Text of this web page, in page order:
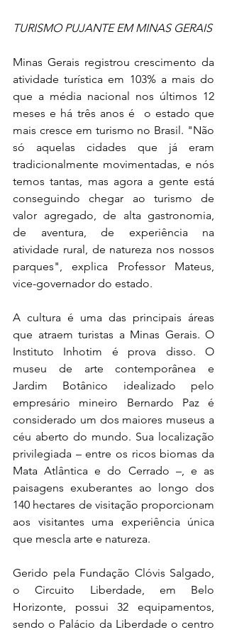
TURISMO PUJANTE EM MINAS GERAIS
Minas Gerais registrou crescimento da
atividade turística em 103% a mais do
que a média nacional nos últimos 12
meses e há três anos é  o estado que
mais cresce em turismo no Brasil. "Não
só aquelas cidades que já eram
tradicionalmente movimentadas, e nós
temos tantas, mas agora a gente está
conseguindo chegar ao turismo de
valor agregado, de alta gastronomia,
de aventura, de experiência na
atividade rural, de natureza nos nossos
parques", explica Professor Mateus,
vice-governador do estado.
A cultura é uma das principais áreas
que atraem turistas a Minas Gerais. O
Instituto Inhotim é prova disso. O
museu de arte contemporânea e
Jardim Botânico idealizado pelo
empresário mineiro Bernardo Paz é
considerado um dos maiores museus a
céu aberto do mundo. Sua localização
privilegiada – entre os ricos biomas da
Mata Atlântica e do Cerrado –, e as
paisagens exuberantes ao longo dos
140 hectares de visitação proporcionam
aos visitantes uma experiência única
que mescla arte e natureza.
Gerido pela Fundação Clóvis Salgado,
o Circuito Liberdade, em Belo
Horizonte, possui 32 equipamentos,
sendo o Palácio da Liberdade o centro